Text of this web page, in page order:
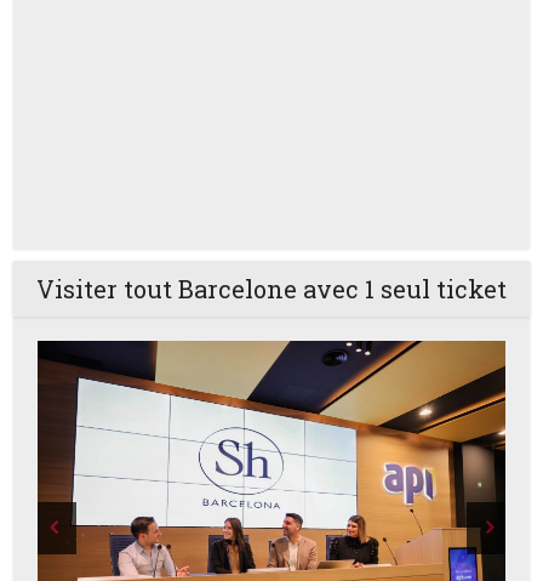
Visiter tout Barcelone avec 1 seul ticket